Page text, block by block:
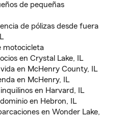
de pequeñas
de pólizas desde fuera
motocicleta
en Crystal Lake, IL
en McHenry County, IL
en McHenry, IL
en Harvard, IL
en Hebron, IL
en Wonder Lake,